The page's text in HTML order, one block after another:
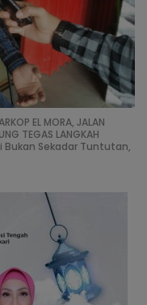
EL MORA, JALAN
TEGAS LANGKAH
Bukan Sekadar Tuntutan,